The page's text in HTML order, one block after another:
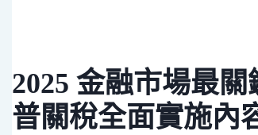
2025 金融市場最關
普關稅全面實施內